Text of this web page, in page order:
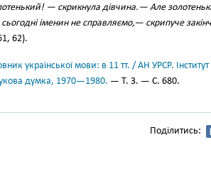
— скрикнула дівчина.— Але
іменин не справляємо,— скрипуче
62).
української мови: в 11 тт. / АН УРСР.
думка, 1970—1980. — Т. 3. — С. 680.
Поділитись: